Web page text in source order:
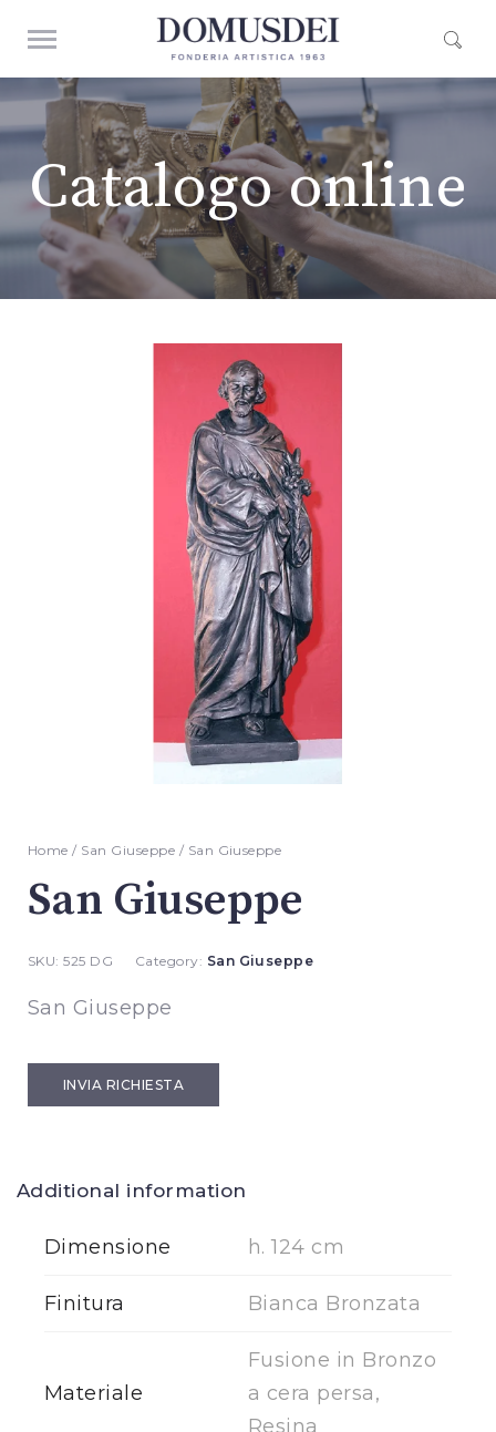
Catalogo online
Home / San Giuseppe / San Giuseppe
San Giuseppe
SKU:525 DG Category: San Giuseppe
San Giuseppe
INVIA RICHIESTA
Additional information
Dimensione h. 124 cm
Finitura Bianca Bronzata
Materiale
Fusione in Bronzo
a cera persa,
Resina